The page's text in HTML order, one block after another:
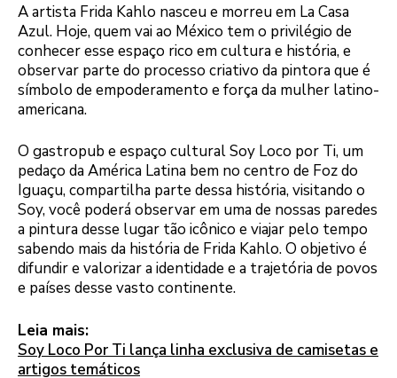
A artista Frida Kahlo nasceu e morreu em La Casa
Azul. Hoje, quem vai ao México tem o privilégio de
conhecer esse espaço rico em cultura e história, e
observar parte do processo criativo da pintora que é
símbolo de empoderamento e força da mulher latino-
americana.
O gastropub e espaço cultural Soy Loco por Ti, um
pedaço da América Latina bem no centro de Foz do
Iguaçu, compartilha parte dessa história, visitando o
Soy, você poderá observar em uma de nossas paredes
a pintura desse lugar tão icônico e viajar pelo tempo
sabendo mais da história de Frida Kahlo. O objetivo é
difundir e valorizar a identidade e a trajetória de povos
e países desse vasto continente.
Leia mais:
Soy Loco Por Ti lança linha exclusiva de camisetas e
artigos temáticos